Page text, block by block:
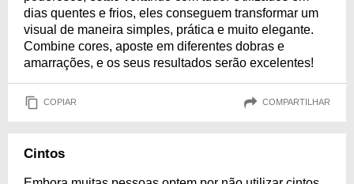
dias quentes e frios, eles conseguem transformar um
visual de maneira simples, prática e muito elegante.
Combine cores, aposte em diferentes dobras e
amarrações, e os seus resultados serão excelentes!
COPIAR COMPARTILHAR
Cintos